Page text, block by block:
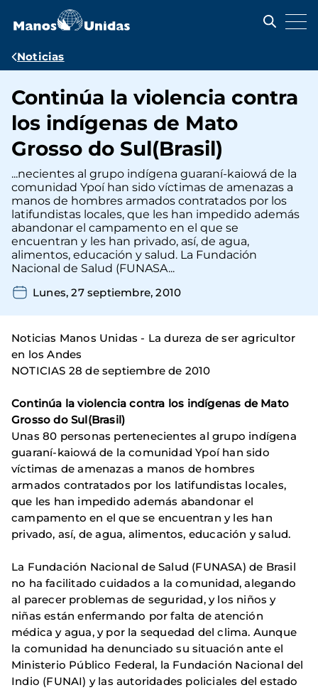
contenido
Ruta
navegación
Noticias
Continúa la violencia contra
los indígenas de Mato
Grosso do Sul(Brasil)
...necientes al grupo indígena guaraní-kaiowá de la
comunidad Ypoí han sido víctimas de amenazas a
manos de hombres armados contratados por los
latifundistas locales, que les han impedido además
abandonar el campamento en el que se
encuentran y les han privado, así, de agua,
alimentos, educación y salud. La Fundación
Nacional de Salud (FUNASA...
Lunes, 27 septiembre, 2010
Noticias Manos Unidas - La dureza de ser agricultor
en los Andes
NOTICIAS 28 de septiembre de 2010
Continúa la violencia contra los indígenas de Mato
Grosso do Sul(Brasil)
Unas 80 personas pertenecientes al grupo indígena
guaraní-kaiowá de la comunidad Ypoí han sido
víctimas de amenazas a manos de hombres
armados contratados por los latifundistas locales,
que les han impedido además abandonar el
campamento en el que se encuentran y les han
privado, así, de agua, alimentos, educación y salud.
La Fundación Nacional de Salud (FUNASA) de Brasil
no ha facilitado cuidados a la comunidad, alegando
al parecer problemas de seguridad, y los niños y
niñas están enfermando por falta de atención
médica y agua, y por la sequedad del clima. Aunque
la comunidad ha denunciado su situación ante el
Ministerio Público Federal, la Fundación Nacional del
Indio (FUNAI) y las autoridades policiales del estado